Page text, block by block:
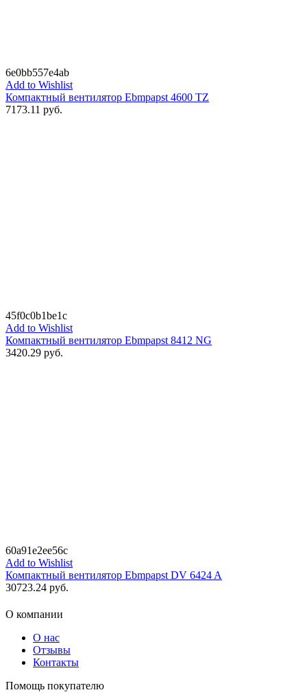
6e0bb557e4ab
Add to Wishlist
Компактный вентилятор Ebmpapst 4600 TZ
7173.11 руб.
45f0c0b1be1c
Add to Wishlist
Компактный вентилятор Ebmpapst 8412 NG
3420.29 руб.
60a91e2ee56c
Add to Wishlist
Компактный вентилятор Ebmpapst DV 6424 A
30723.24 руб.
О компании
О нас
Отзывы
Контакты
Помощь покупателю